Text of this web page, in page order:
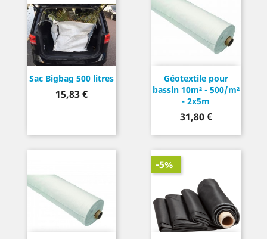
Sac Bigbag 500 litres
Prix
15,83 €
Géotextile pour
bassin 10m² - 500/m²
- 2x5m
Prix
31,80 €
-5%